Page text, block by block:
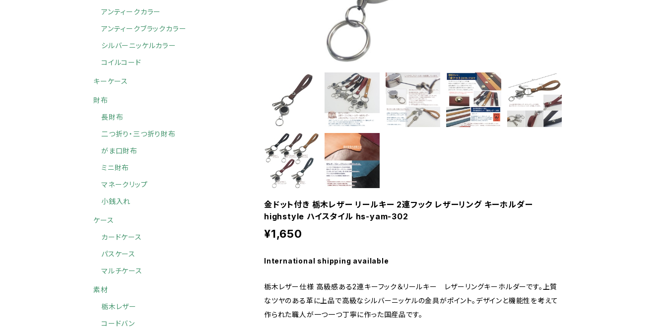
金ドット付き 栃木レザー リールキー 2連フック レザーリング キーホルダー
highstyle ハイスタイル hs-yam-302
¥1,650
International shipping available
栃木レザー仕様 高級感ある2連キーフック＆リールキー レザーリングキーホルダーです。上質
なツヤのある革に上品で高級なシルバーニッケルの金具がポイント。デザインと機能性を考えて
作られた職人が一つ一つ丁寧に作った国産品です。
アンティークカラー
アンティークブラックカラー
シルバーニッケルカラー
コイルコード
キーケース
財布
長財布
二つ折り・三つ折り財布
がま口財布
ミニ財布
マネークリップ
小銭入れ
ケース
カードケース
パスケース
マルチケース
素材
栃木レザー
コードバン